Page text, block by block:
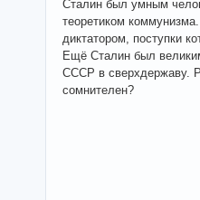
Сталин был умным
теоретиком
диктатором, поступки
Ещё Сталин был
СССР в сверхдержаву.
сомнителен?